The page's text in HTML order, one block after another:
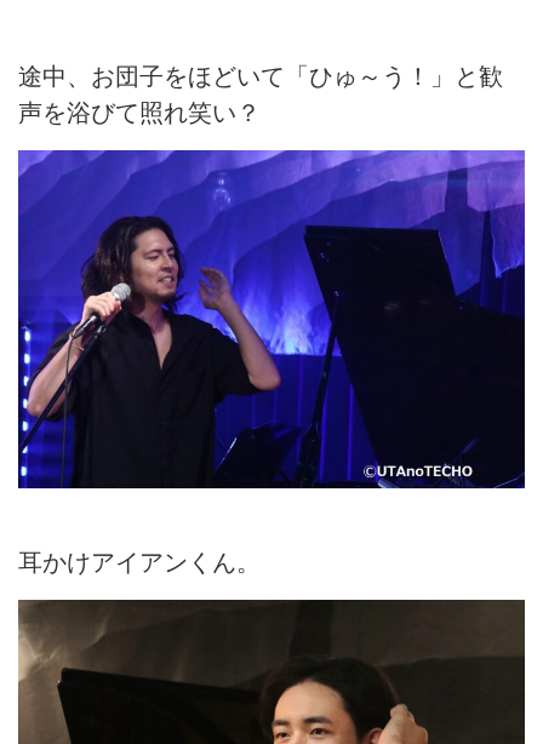
途中、お団子をほどいて「ひゅ～う！」と歓
声を浴びて照れ笑い？
耳かけアイアンくん。